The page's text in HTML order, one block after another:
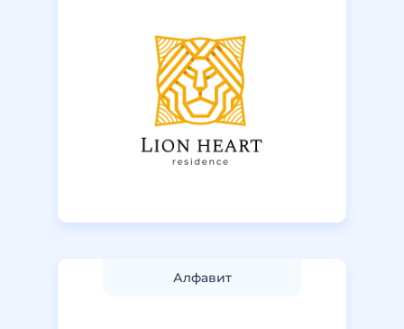
Алфавит